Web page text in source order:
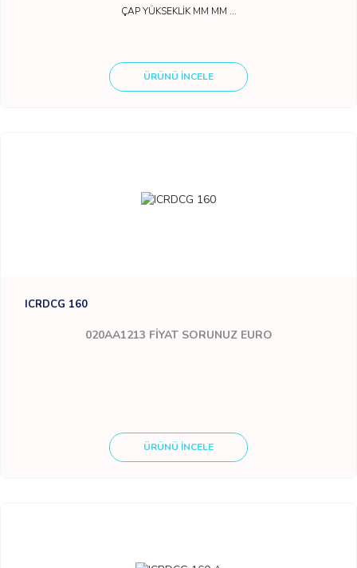
ÇAP YÜKSEKLİK MM MM ...
ÜRÜNÜ İNCELE
ICRDCG 160
020AA1213 FİYAT SORUNUZ EURO
ÜRÜNÜ İNCELE